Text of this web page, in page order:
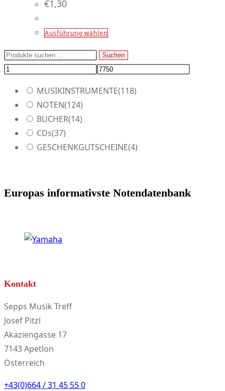
Optionen
auf
der
Produktseite
€1,30
Ausführung wählenDieses
weist
mehrere
Varianten
können
Produktseite
Suchen
nach:
Suchen
MUSIKINSTRUMENTE(118)
NOTEN(124)
BÜCHER(14)
CDs(37)
GESCHENKGUTSCHEINE(4)
Europas informativste Notendatenbank
Kontakt
Sepps Musik Treff
Josef Pitzl
Akaziengasse 17
7143 Apetlon
Österreich
+43(0)664 / 31 45 55 0